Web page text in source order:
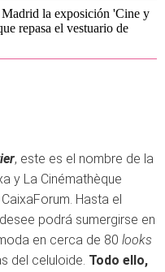
Madrid la exposición 'Cine y
repasa el vestuario de
, este es el nombre de la
y La Cinémathèque
Hasta el
podrá sumergirse en
en cerca de 80 looks
del celuloide. Todo ello,